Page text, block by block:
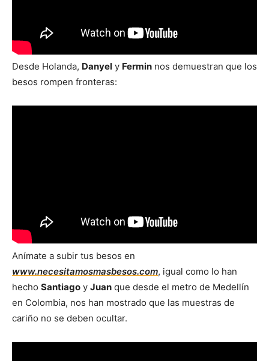
Desde Holanda, Danyel y Fermin nos demuestran que los
besos rompen fronteras:
Anímate a subir tus besos en
www.necesitamosmasbesos.com, igual como lo han
hecho Santiago y Juan que desde el metro de Medellín
en Colombia, nos han mostrado que las muestras de
cariño no se deben ocultar.